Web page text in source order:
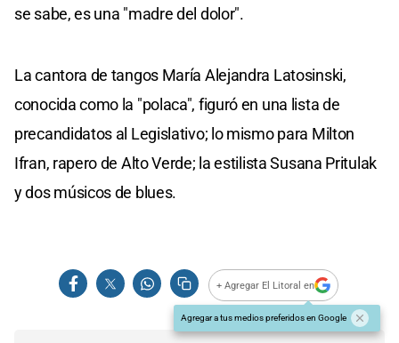
se sabe, es una "madre del dolor".
La cantora de tangos María Alejandra Latosinski,
conocida como la "polaca", figuró en una lista de
precandidatos al Legislativo; lo mismo para Milton
Ifran, rapero de Alto Verde; la estilista Susana Pritulak
y dos músicos de blues.
+ Agregar El Litoral en
Agregar a tus medios preferidos en Google